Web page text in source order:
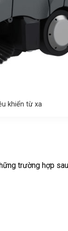
khiển từ xa
trường hợp